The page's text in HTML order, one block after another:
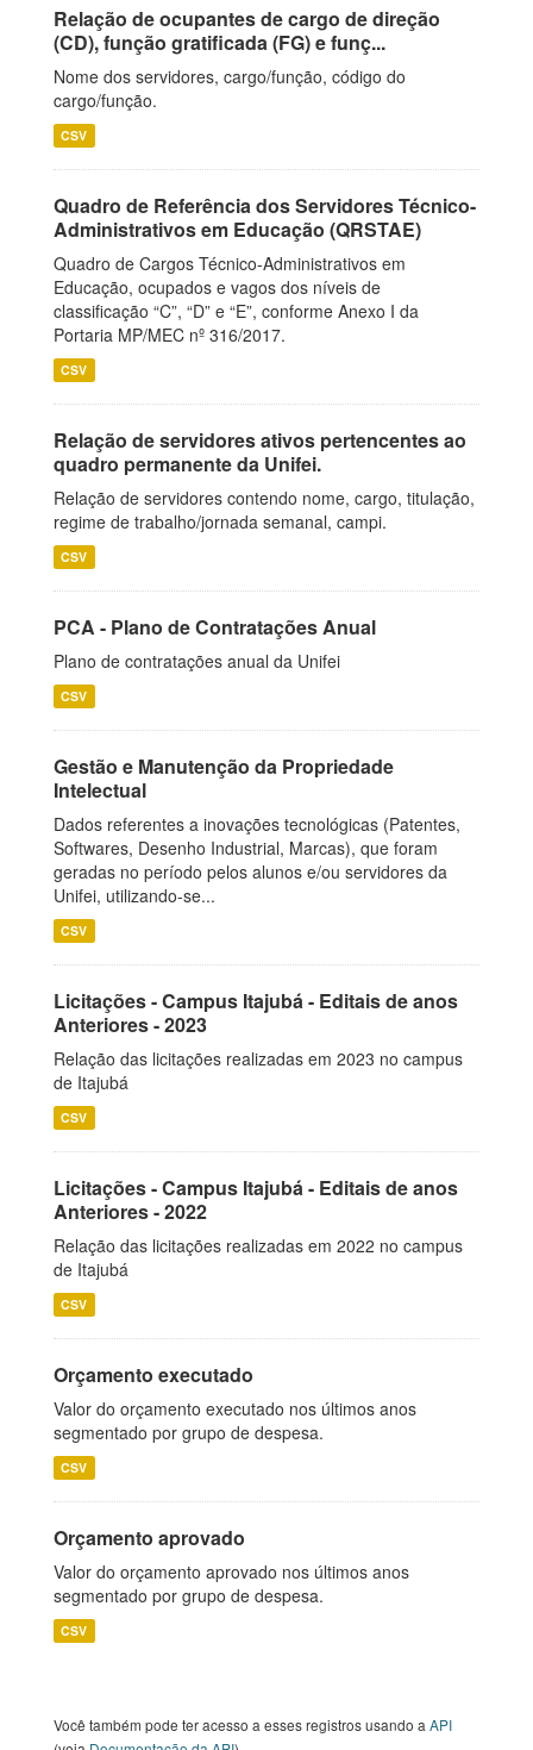
Relação de ocupantes de cargo de direção
(CD), função gratificada (FG) e funç...
Nome dos servidores, cargo/função, código do
cargo/função.
CSV
Quadro de Referência dos Servidores Técnico-
Administrativos em Educação (QRSTAE)
Quadro de Cargos Técnico-Administrativos em
Educação, ocupados e vagos dos níveis de
classificação “C”, “D” e “E”, conforme Anexo I da
Portaria MP/MEC nº 316/2017.
CSV
Relação de servidores ativos pertencentes ao
quadro permanente da Unifei.
Relação de servidores contendo nome, cargo, titulação,
regime de trabalho/jornada semanal, campi.
CSV
PCA - Plano de Contratações Anual
Plano de contratações anual da Unifei
CSV
Gestão e Manutenção da Propriedade
Intelectual
Dados referentes a inovações tecnológicas (Patentes,
Softwares, Desenho Industrial, Marcas), que foram
geradas no período pelos alunos e/ou servidores da
Unifei, utilizando-se...
CSV
Licitações - Campus Itajubá - Editais de anos
Anteriores - 2023
Relação das licitações realizadas em 2023 no campus
de Itajubá
CSV
Licitações - Campus Itajubá - Editais de anos
Anteriores - 2022
Relação das licitações realizadas em 2022 no campus
de Itajubá
CSV
Orçamento executado
Valor do orçamento executado nos últimos anos
segmentado por grupo de despesa.
CSV
Orçamento aprovado
Valor do orçamento aprovado nos últimos anos
segmentado por grupo de despesa.
CSV
Você também pode ter acesso a esses registros usando a API